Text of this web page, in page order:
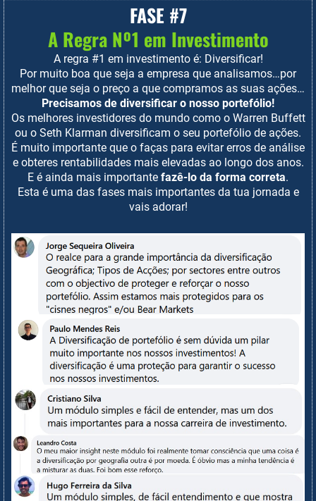
FASE #7
A Regra Nº1 em Investimento
A regra #1 em investimento é: Diversificar!
Por muito boa que seja a empresa que analisamos…por
melhor que seja o preço a que compramos as suas ações…
Precisamos de diversificar o nosso portefólio!
Os melhores investidores do mundo como o Warren Buffett
ou o Seth Klarman diversificam o seu portefólio de ações.
É muito importante que o faças para evitar erros de análise
e obteres rentabilidades mais elevadas ao longo dos anos.
E é ainda mais importante fazê-lo da forma correta.
Esta é uma das fases mais importantes da tua jornada e
vais adorar!